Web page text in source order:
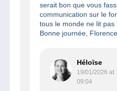
serait bon que vous
communication sur le
tous le monde ne lit pas
Bonne journée, Florence
Héloïse
19/01/2026 at
09:04